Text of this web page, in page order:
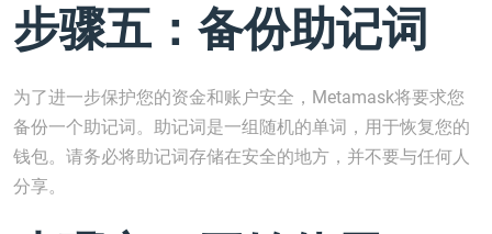
步骤五：备份助记词
为了进一步保护您的资金和账户安全，Metamask将要求您
备份一个助记词。助记词是一组随机的单词，用于恢复您的
钱包。请务必将助记词存储在安全的地方，并不要与任何人
分享。